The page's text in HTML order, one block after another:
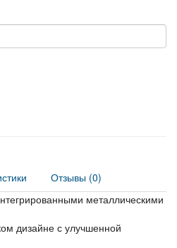
Отзывы (0)
металлическими
дизайне с улучшенной